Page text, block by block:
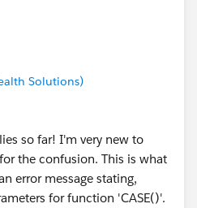
'MT', 1,
'NE', 1,
'NM', 1,
'OK', 1,
'OR', 1,
Solutions)
so far! I'm very new to
the confusion. This is what
error message stating,
for function 'CASE()'.